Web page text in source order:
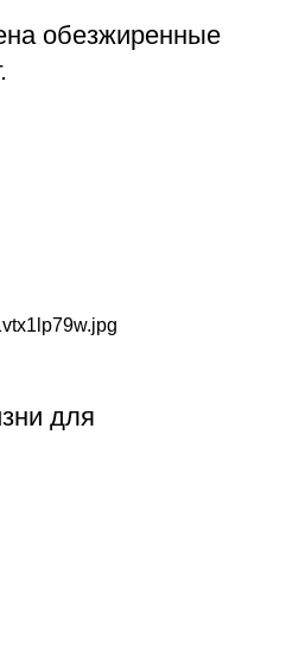
обезжиренные
для